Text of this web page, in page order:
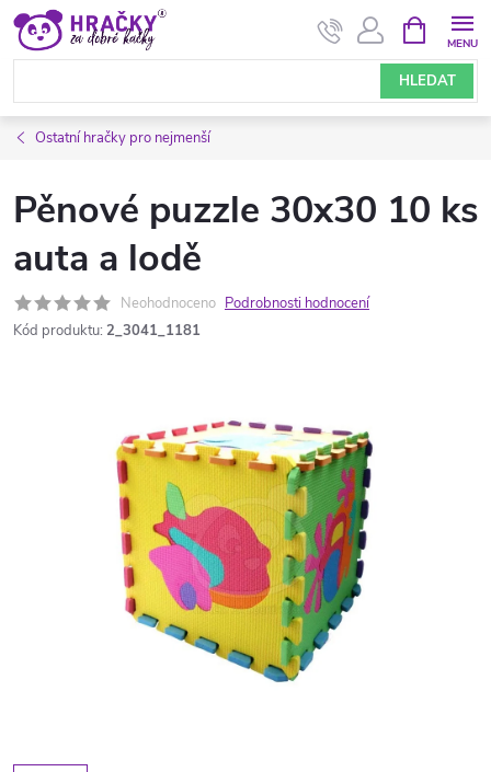
Přejít
obsah
HLEDAT
NÁKUPNÍ
KOŠÍK
Ostatní hračky pro nejmenší
Pěnové puzzle 30x30 10 ks
auta a lodě
Neohodnoceno Podrobnosti hodnocení
Kód produktu: 2_3041_1181